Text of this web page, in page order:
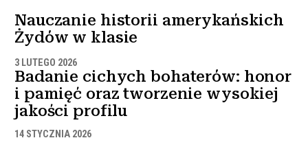
Nauczanie historii amerykańskich
Żydów w klasie
3 LUTEGO 2026
Badanie cichych bohaterów: honor
i pamięć oraz tworzenie wysokiej
jakości profilu
14 STYCZNIA 2026